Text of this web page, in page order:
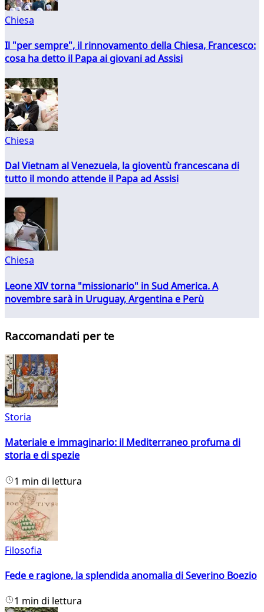
Chiesa
Il "per sempre", il rinnovamento della Chiesa, Francesco:
cosa ha detto il Papa ai giovani ad Assisi
Chiesa
Dal Vietnam al Venezuela, la gioventù francescana di
tutto il mondo attende il Papa ad Assisi
Chiesa
Leone XIV torna "missionario" in Sud America. A
novembre sarà in Uruguay, Argentina e Perù
Raccomandati per te
Storia
Materiale e immaginario: il Mediterraneo profuma di
storia e di spezie
1 min di lettura
Filosofia
Fede e ragione, la splendida anomalia di Severino Boezio
1 min di lettura